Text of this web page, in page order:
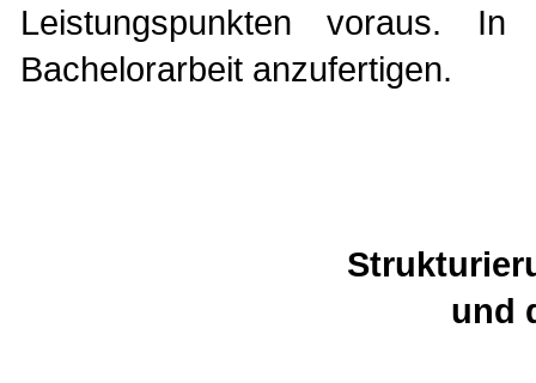
Leistungspunkten voraus.
Bachelorarbeit anzufertigen.
und